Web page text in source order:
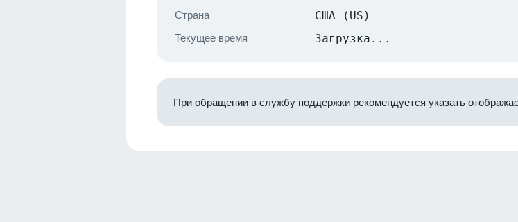
Страна США (US)
Текущее время Загрузка...
При обращении в службу поддержки рекомендуется указать